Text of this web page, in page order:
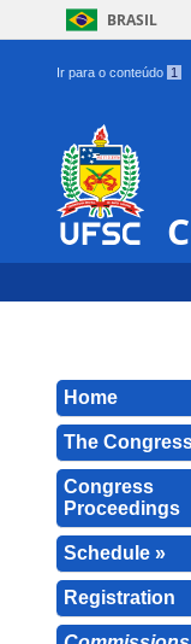
BRASIL
Ir para o conteúdo 1
Home
The
Congress
Proceedings
Schedule »
Registration